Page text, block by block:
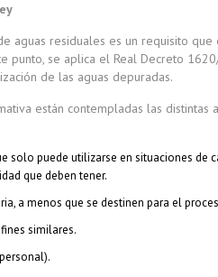
aguas residuales es un requisito
punto, se aplica el Real Decreto
de las aguas depuradas.
están contempladas las
solo puede utilizarse en situaciones de
que deben tener.
a menos que se destinen para el
similares.